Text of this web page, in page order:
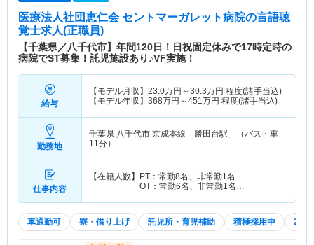
医療法人社団恵仁会 セントマーガレット病院の言語聴
覚士求人(正職員)
【千葉県／八千代市】年間120日！日祝固定休みで17時定時の
病院でST募集！託児施設あり♪VF実施！
給与
【モデル月収】 23.0万円～30.3万円 程度(諸手当込)
【モデル年収】 368万円～451万円 程度(諸手当込)
勤務地
千葉県 八千代市 京成本線「勝田台駅」（バス・車
11分）
仕事内容
【在籍人数】PT：常勤8名、非常勤1名
OT：常勤6名、非常勤1名…
車通勤可 寮・借り上げ 託児所・育児補助 積極採用中